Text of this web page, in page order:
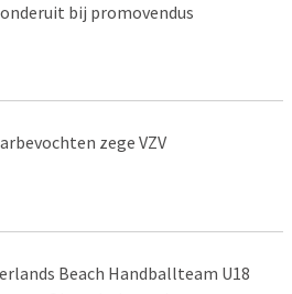
onderuit bij promovendus
zege VZV
Beach Handballteam U18